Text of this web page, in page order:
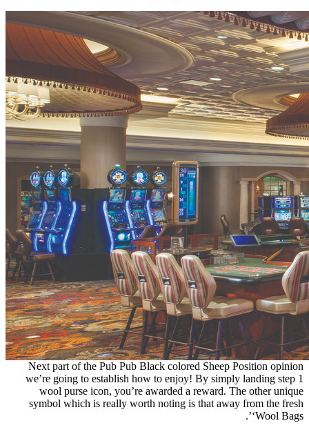
Next part of the Pub Pub Black colored Sheep Position opinion
we’re going to establish how to enjoy! By simply landing step 1
wool purse icon, you’re awarded a reward. The other unique
symbol which is really worth noting is that away from the fresh
‘Wool Bags’.